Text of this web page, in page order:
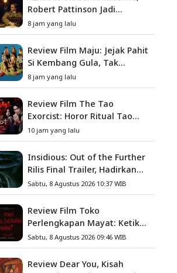
Robert Pattinson Jadi
Pembawa Acara To Catch a
Predator
8 jam yang lalu
Review Film Maju: Jejak Pahit
Si Kembang Gula, Tak
Sekadar Film Petualangan
Anak
8 jam yang lalu
Review Film The Tao
Exorcist: Horor Ritual Tao
yang Menyimpan Dosa Masa
Lalu
10 jam yang lalu
Insidious: Out of the Further
Rilis Final Trailer, Hadirkan
Teror Baru, Iblis Kini Masuk
ke Dunia Manusia
Sabtu, 8 Agustus 2026 10:37 WIB
Review Film Toko
Perlengkapan Mayat: Ketika
Kutukan Keluarga Menjadi
Sumber Teror yang
Sesungguhnya
Sabtu, 8 Agustus 2026 09:46 WIB
Review Dear You, Kisah